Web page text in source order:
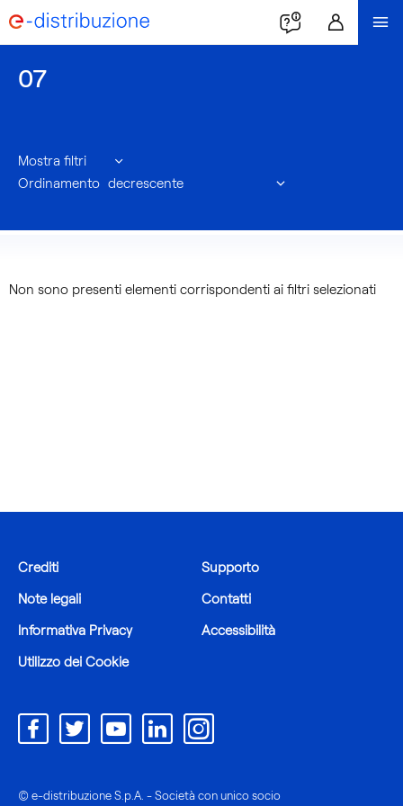
07
Mostra filtri
Ordinamento
Non sono presenti elementi corrispondenti ai filtri selezionati
sezione
selezione
articoli
© e-distribuzione S.p.A. - Società con unico socio
Crediti
Note legali
Informativa Privacy
Utilizzo dei Cookie
Supporto
Contatti
Accessibilità